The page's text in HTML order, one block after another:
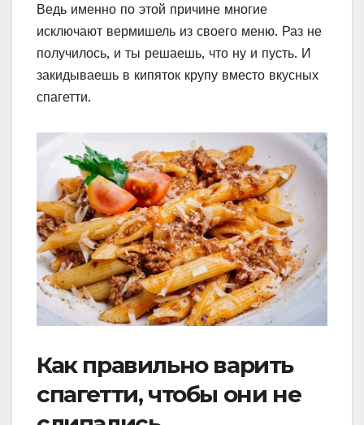
Ведь именно по этой причине многие
исключают вермишель из своего меню. Раз не
получилось, и ты решаешь, что ну и пусть. И
закидываешь в кипяток крупу вместо вкусных
спагетти.
Как правильно варить
спагетти, чтобы они не